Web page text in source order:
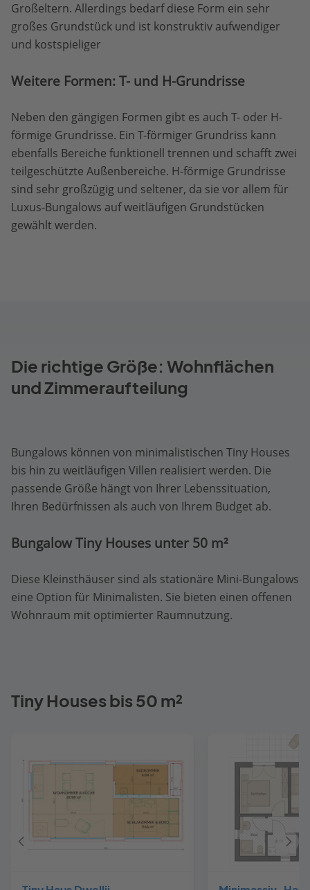
Großeltern. Allerdings bedarf diese Form ein sehr
großes Grundstück und ist konstruktiv aufwendiger
und kostspieliger
Weitere Formen: T- und H-Grundrisse
Neben den gängigen Formen gibt es auch T- oder H-
förmige Grundrisse. Ein T-förmiger Grundriss kann
ebenfalls Bereiche funktionell trennen und schafft zwei
teilgeschützte Außenbereiche. H-förmige Grundrisse
sind sehr großzügig und seltener, da sie vor allem für
Luxus-Bungalows auf weitläufigen Grundstücken
gewählt werden.
Die richtige Größe: Wohnflächen
und Zimmeraufteilung
Bungalows können von minimalistischen Tiny Houses
bis hin zu weitläufigen Villen realisiert werden. Die
passende Größe hängt von Ihrer Lebenssituation,
Ihren Bedürfnissen als auch von Ihrem Budget ab.
Bungalow Tiny Houses unter 50 m²
Diese Kleinsthäuser sind als stationäre Mini-Bungalows
eine Option für Minimalisten. Sie bieten einen offenen
Wohnraum mit optimierter Raumnutzung.
Tiny Houses bis 50 m²